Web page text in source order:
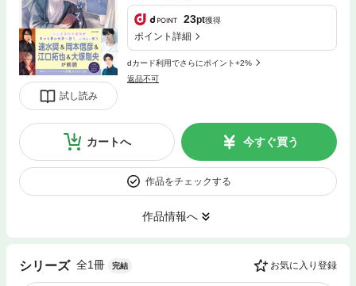
試し読み
23pt獲得
ポイント詳細
dカード利用でさらにポイント+2%
返品不可
カートへ 今すぐ買う
作品をチェックする
作品情報へ
シリーズ 全1冊 完結 お気に入り登録